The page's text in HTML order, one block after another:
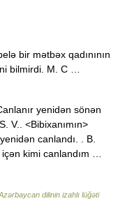
bir mətbəx qadınının
bilmirdi. M. C …
yenidən sönən
V.. <Bibixanımın>
canlandı. . B.
içən kimi canlandım …
dilinin izahlı lüğəti